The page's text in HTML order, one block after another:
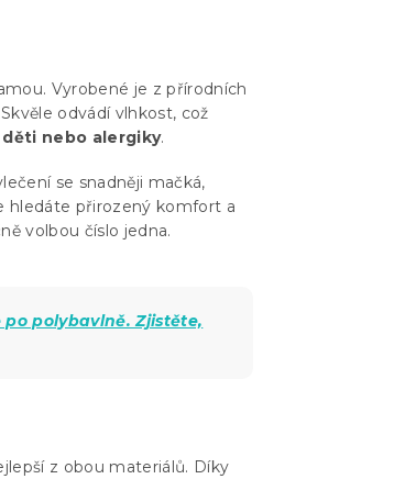
Vyrobené je z přírodních
Skvěle odvádí vlhkost, což
děti nebo alergiky.
se snadněji mačká,
hledáte přirozený komfort a
volbou číslo jedna.
po polybavlně. Zjistěte,
z obou materiálů. Díky